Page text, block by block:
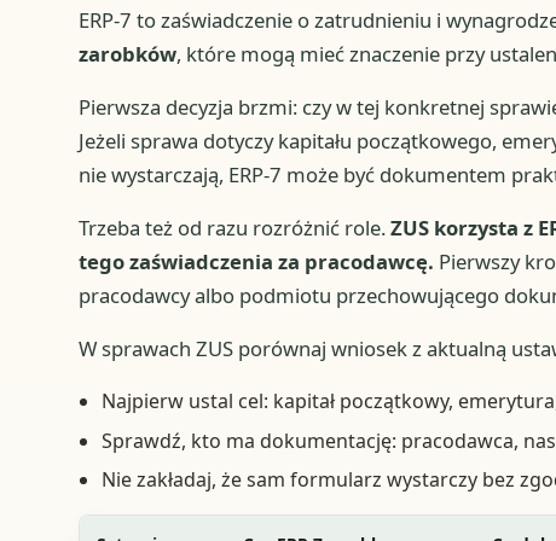
ERP-7 to zaświadczenie o zatrudnieniu i
zarobków, które mogą mieć znaczenie przy
Pierwsza decyzja brzmi: czy w tej konkretnej
Jeżeli sprawa dotyczy kapitału początkowego,
nie wystarczają, ERP-7 może być dokumentem
Trzeba też od razu rozróżnić role.ZUS korzysta z
tego zaświadczenia za pracodawcę. Pierwszy
pracodawcy albo podmiotu przechowującego
W sprawach ZUS porównaj wniosek z aktualną
Najpierw ustal cel: kapitał początkowy,
Sprawdź, kto ma dokumentację: pracodawca,
Nie zakładaj, że sam formularz wystarczy bez